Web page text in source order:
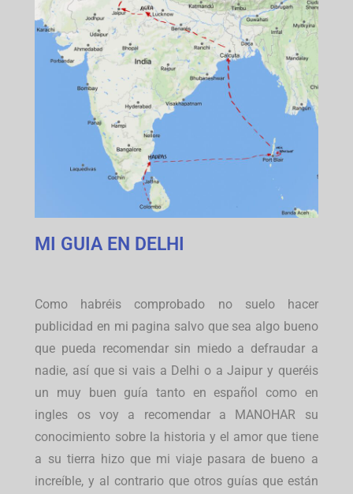
MI GUIA EN DELHI
Como habréis comprobado no suelo hacer
publicidad en mi pagina salvo que sea algo bueno
que pueda recomendar sin miedo a defraudar a
nadie, así que si vais a Delhi o a Jaipur y queréis
un muy buen guía tanto en español como en
ingles os voy a recomendar a MANOHAR su
conocimiento sobre la historia y el amor que tiene
a su tierra hizo que mi viaje pasara de bueno a
increíble, y al contrario que otros guías que están